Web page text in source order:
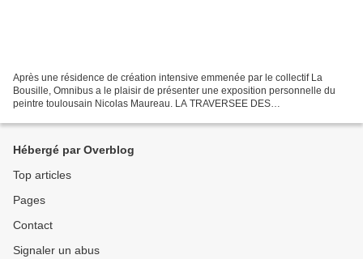
Après une résidence de création intensive emmenée par le collectif La
Bousille, Omnibus a le plaisir de présenter une exposition personnelle du
peintre toulousain Nicolas Maureau. LA TRAVERSEE DES
Hébergé par Overblog
Top articles
Pages
Contact
Signaler un abus